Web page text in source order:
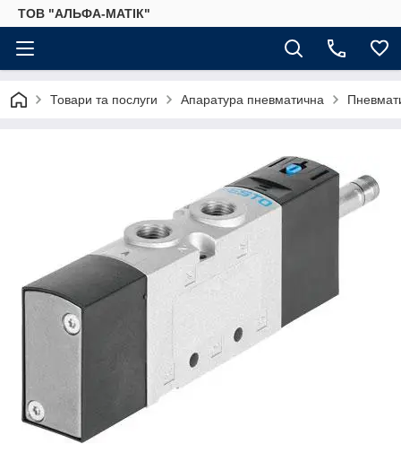
ТОВ "АЛЬФА-МАТІК"
Товари та послуги Апаратура пневматична